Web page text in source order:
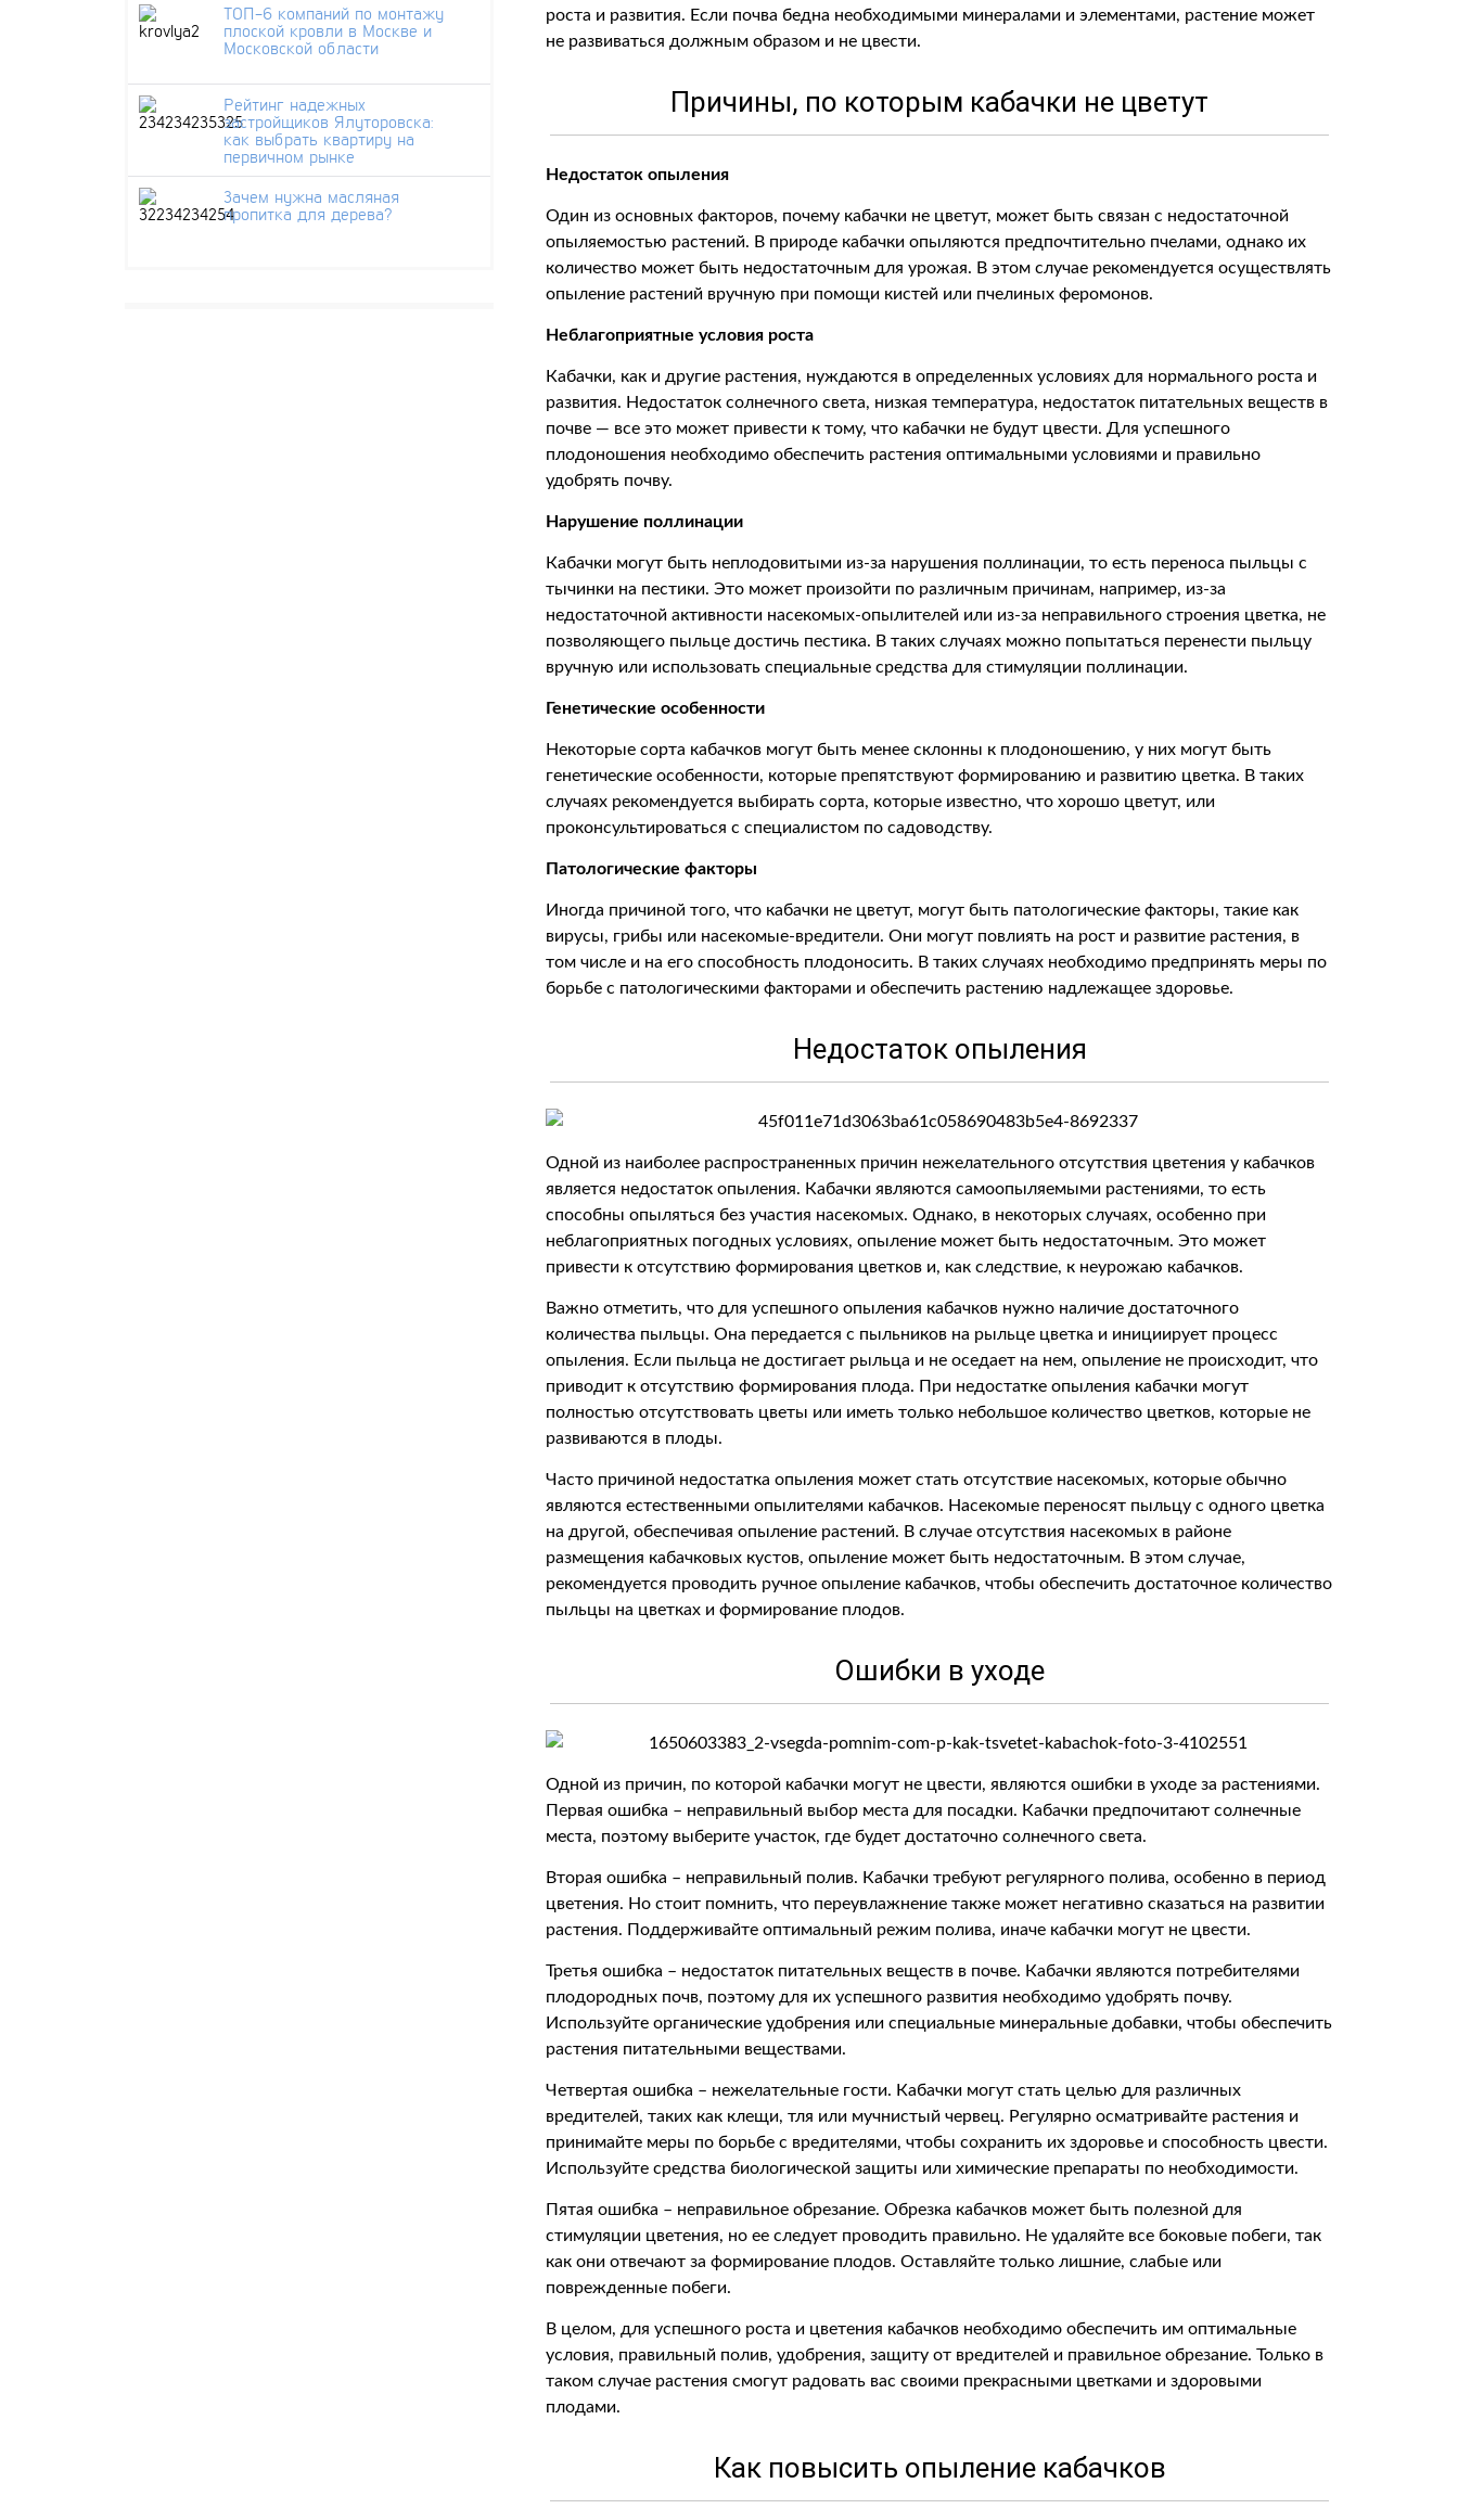
роста и развития. Если почва бедна необходимыми минералами и элементами, растение может
не развиваться должным образом и не цвести.
Причины, по которым кабачки не цветут
Недостаток опыления
Один из основных факторов, почему кабачки не цветут, может быть связан с недостаточной
опыляемостью растений. В природе кабачки опыляются предпочтительно пчелами, однако их
количество может быть недостаточным для урожая. В этом случае рекомендуется осуществлять
опыление растений вручную при помощи кистей или пчелиных феромонов.
Неблагоприятные условия роста
Кабачки, как и другие растения, нуждаются в определенных условиях для нормального роста и
развития. Недостаток солнечного света, низкая температура, недостаток питательных веществ в
почве — все это может привести к тому, что кабачки не будут цвести. Для успешного
плодоношения необходимо обеспечить растения оптимальными условиями и правильно
удобрять почву.
Нарушение поллинации
Кабачки могут быть неплодовитыми из-за нарушения поллинации, то есть переноса пыльцы с
тычинки на пестики. Это может произойти по различным причинам, например, из-за
недостаточной активности насекомых-опылителей или из-за неправильного строения цветка, не
позволяющего пыльце достичь пестика. В таких случаях можно попытаться перенести пыльцу
вручную или использовать специальные средства для стимуляции поллинации.
Генетические особенности
Некоторые сорта кабачков могут быть менее склонны к плодоношению, у них могут быть
генетические особенности, которые препятствуют формированию и развитию цветка. В таких
случаях рекомендуется выбирать сорта, которые известно, что хорошо цветут, или
проконсультироваться с специалистом по садоводству.
Патологические факторы
Иногда причиной того, что кабачки не цветут, могут быть патологические факторы, такие как
вирусы, грибы или насекомые-вредители. Они могут повлиять на рост и развитие растения, в
том числе и на его способность плодоносить. В таких случаях необходимо предпринять меры по
борьбе с патологическими факторами и обеспечить растению надлежащее здоровье.
Недостаток опыления
Одной из наиболее распространенных причин нежелательного отсутствия цветения у кабачков
является недостаток опыления. Кабачки являются самоопыляемыми растениями, то есть
способны опыляться без участия насекомых. Однако, в некоторых случаях, особенно при
неблагоприятных погодных условиях, опыление может быть недостаточным. Это может
привести к отсутствию формирования цветков и, как следствие, к неурожаю кабачков.
Важно отметить, что для успешного опыления кабачков нужно наличие достаточного
количества пыльцы. Она передается с пыльников на рыльце цветка и инициирует процесс
опыления. Если пыльца не достигает рыльца и не оседает на нем, опыление не происходит, что
приводит к отсутствию формирования плода. При недостатке опыления кабачки могут
полностью отсутствовать цветы или иметь только небольшое количество цветков, которые не
развиваются в плоды.
Часто причиной недостатка опыления может стать отсутствие насекомых, которые обычно
являются естественными опылителями кабачков. Насекомые переносят пыльцу с одного цветка
на другой, обеспечивая опыление растений. В случае отсутствия насекомых в районе
размещения кабачковых кустов, опыление может быть недостаточным. В этом случае,
рекомендуется проводить ручное опыление кабачков, чтобы обеспечить достаточное количество
пыльцы на цветках и формирование плодов.
Ошибки в уходе
Одной из причин, по которой кабачки могут не цвести, являются ошибки в уходе за растениями.
Первая ошибка – неправильный выбор места для посадки. Кабачки предпочитают солнечные
места, поэтому выберите участок, где будет достаточно солнечного света.
Вторая ошибка – неправильный полив. Кабачки требуют регулярного полива, особенно в период
цветения. Но стоит помнить, что переувлажнение также может негативно сказаться на развитии
растения. Поддерживайте оптимальный режим полива, иначе кабачки могут не цвести.
Третья ошибка – недостаток питательных веществ в почве. Кабачки являются потребителями
плодородных почв, поэтому для их успешного развития необходимо удобрять почву.
Используйте органические удобрения или специальные минеральные добавки, чтобы обеспечить
растения питательными веществами.
Четвертая ошибка – нежелательные гости. Кабачки могут стать целью для различных
вредителей, таких как клещи, тля или мучнистый червец. Регулярно осматривайте растения и
принимайте меры по борьбе с вредителями, чтобы сохранить их здоровье и способность цвести.
Используйте средства биологической защиты или химические препараты по необходимости.
Пятая ошибка – неправильное обрезание. Обрезка кабачков может быть полезной для
стимуляции цветения, но ее следует проводить правильно. Не удаляйте все боковые побеги, так
как они отвечают за формирование плодов. Оставляйте только лишние, слабые или
поврежденные побеги.
В целом, для успешного роста и цветения кабачков необходимо обеспечить им оптимальные
условия, правильный полив, удобрения, защиту от вредителей и правильное обрезание. Только в
таком случае растения смогут радовать вас своими прекрасными цветками и здоровыми
плодами.
Как повысить опыление кабачков
ТОП-6 компаний по монтажу
плоской кровли в Москве и
Московской области
Рейтинг надежных
застройщиков Ялуторовска:
как выбрать квартиру на
первичном рынке
Зачем нужна масляная
пропитка для дерева?